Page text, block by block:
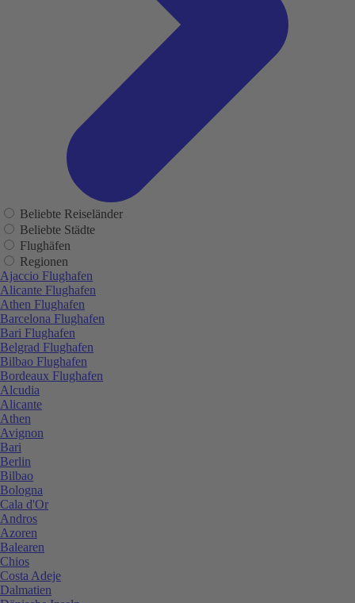
Beliebte Reiseländer
Beliebte Städte
Flughäfen
Regionen
Ajaccio Flughafen
Alicante Flughafen
Athen Flughafen
Barcelona Flughafen
Bari Flughafen
Belgrad Flughafen
Bilbao Flughafen
Bordeaux Flughafen
Alcudia
Alicante
Athen
Avignon
Bari
Berlin
Bilbao
Bologna
Cala d'Or
Andros
Azoren
Balearen
Chios
Costa Adeje
Dalmatien